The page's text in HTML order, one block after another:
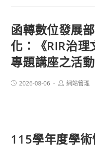
函轉數位發展
化：《RIR治理
專題講座之活
Post2026-08-06
Post網站管理
115學年度學